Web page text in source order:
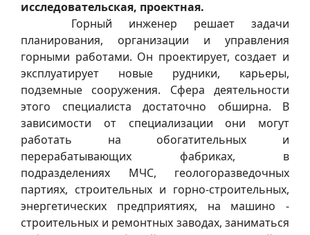
исследовательская, проектная.
Горный инженер решает задачи
планирования, организации и управления
горными работами. Он проектирует, создает и
эксплуатирует новые рудники, карьеры,
подземные сооружения. Сфера деятельности
этого специалиста достаточно обширна. В
зависимости от специализации они могут
работать на обогатительных и
перерабатывающих фабриках, в
подразделениях МЧС, геологоразведочных
партиях, строительных и горно-строительных,
энергетических предприятиях, на машино -
строительных и ремонтных заводах, заниматься